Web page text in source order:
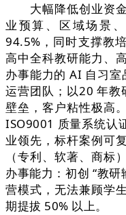
大幅降低创业资金
业预算、区域场景
94.5%，同时支撑教
高中全科教研能力、
办事能力的 AI 自习
运营团队；以20 年
壁垒，客户粘性极高
ISO9001 质量系统认
业领先，标杆案例可
（专利、软著、商标
办事能力：初创 “教
营模式，无法兼顾学
期提拔 50% 以上。